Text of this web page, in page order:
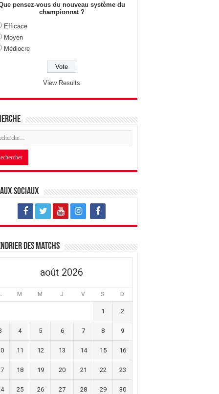
pensez-vous du nouveau système du
championnat ?
Efficace
Moyen
Médiocre
View Results
sociaux
des matchs
août 2026
M M J V S D
1 2
4 5 6 7 8 9
11 12 13 14 15 16
18 19 20 21 22 23
25 26 27 28 29 30